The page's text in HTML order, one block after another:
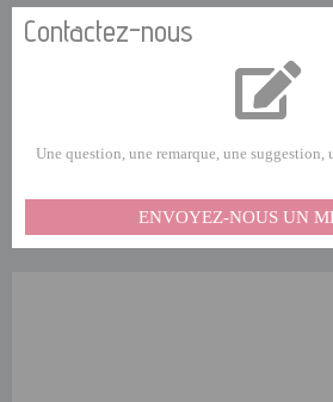
Contactez-nous
Une question, une remarque, une suggestion,
ENVOYEZ-NOUS UN